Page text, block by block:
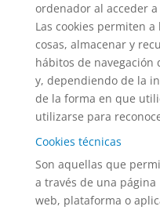
ordenador al acceder
Las cookies permiten
cosas, almacenar y
hábitos de
y, dependiendo de la
de la forma en que
utilizarse para
Cookies técnicas
Son aquellas que
a través de una página
web, plataforma o